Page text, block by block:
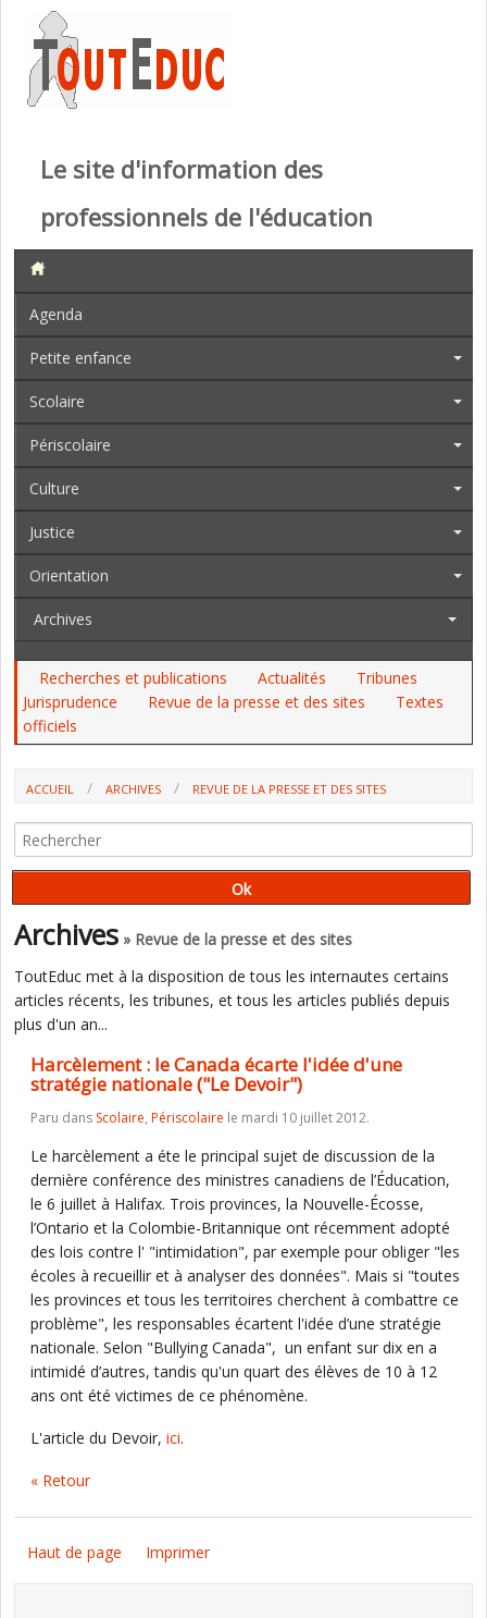
Le site d'information des
professionnels de l'éducation
Agenda
Petite enfance
Scolaire
Périscolaire
Culture
Justice
Orientation
Archives
Recherches et publications Actualités
Tribunes
Jurisprudence
Revue de la presse et des sites
Textes
officiels
ACCUEIL ARCHIVES
REVUE DE LA PRESSE ET DES SITES
NATIONALE ("LE DEVOIR")
Archives » Revue de la presse et des sites
ToutEduc met à la disposition de tous les internautes certains
articles récents, les tribunes, et tous les articles publiés depuis
plus d'un an...
Harcèlement : le Canada écarte l'idée d'une
stratégie nationale ("Le Devoir")
Paru dans Scolaire, Périscolaire le mardi 10 juillet 2012.
Le harcèlement a éte le principal sujet de discussion de la
dernière conférence des ministres canadiens de l’Éducation,
le 6 juillet à Halifax. Trois provinces, la Nouvelle-Écosse,
l’Ontario et la Colombie-Britannique ont récemment adopté
des lois contre l' "intimidation", par exemple pour obliger "les
écoles à recueillir et à analyser des données". Mais si "toutes
les provinces et tous les territoires cherchent à combattre ce
problème", les responsables écartent l'idée d’une stratégie
nationale. Selon "Bullying Canada", un enfant sur dix en a
intimidé d’autres, tandis qu'un quart des élèves de 10 à 12
ans ont été victimes de ce phénomène.
L'article du Devoir, ici.
« Retour
Haut de page Imprimer